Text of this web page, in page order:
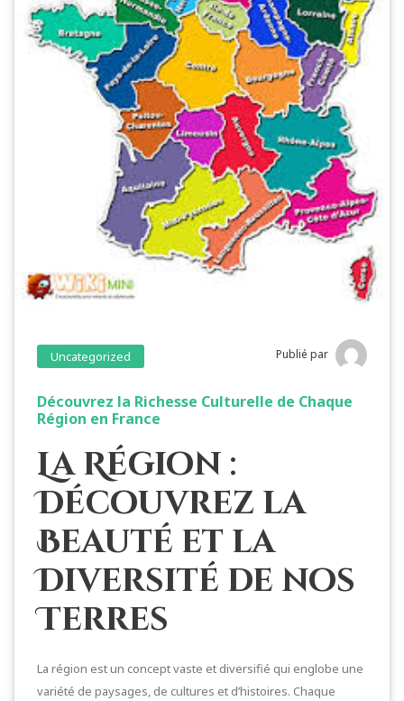
Uncategorized Publié par
Découvrez la Richesse Culturelle de Chaque
Région en France
La Région :
Découvrez la
Beauté et la
Diversité de nos
Terres
La région est un concept vaste et diversifié qui englobe une
variété de paysages, de cultures et d’histoires. Chaque